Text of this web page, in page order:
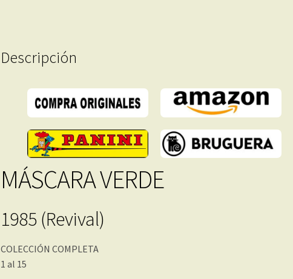
Inmediata
Descripción
MÁSCARA VERDE
1985 (Revival)
COLECCIÓN COMPLETA
1 al 15